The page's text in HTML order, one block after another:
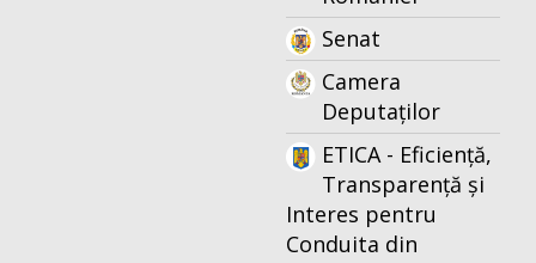
Senat
Camera
Deputaților
ETICA - Eficiență,
Transparență și
Interes pentru
Conduita din